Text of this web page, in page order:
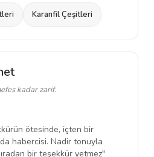
Karanfil Çeşitleri
kadar zarif.
ötesinde, içten bir
da habercisi. Nadir tonuyla
bir teşekkür yetmez"